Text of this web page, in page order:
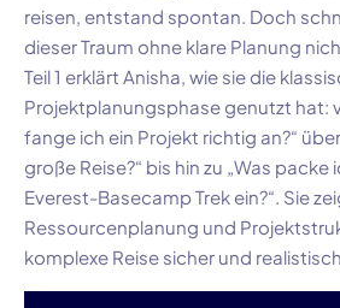
reisen, entstand spontan. Doch
dieser Traum ohne klare Planung
Teil 1 erklärt Anisha, wie sie die
Projektplanungsphase genutzt hat:
fange ich ein Projekt richtig an?“
große Reise?“ bis hin zu „Was
Everest-Basecamp Trek ein?“. Sie
Ressourcenplanung und
komplexe Reise sicher und